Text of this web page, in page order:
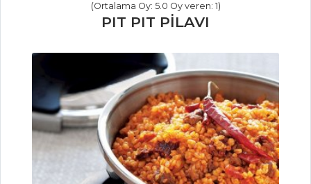
PILAV VE
MAKARNA
ETLİ VE
ZENCEFİLLİ FİRİK
PİLAVI
ANTEP FISTIKLI
FİRİK PİLAVI
(Ortalama Oy: 5.0 Oy veren: 1)
PIT PIT PİLAVI